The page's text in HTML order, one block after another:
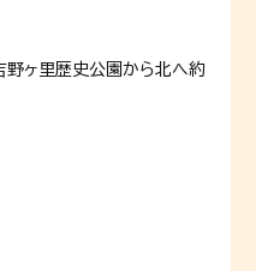
ヶ里歴史公園から北へ約